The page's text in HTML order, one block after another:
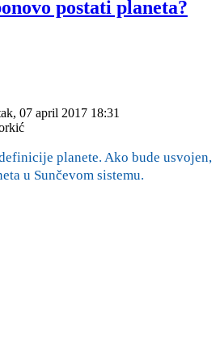
postati planeta?
07 april 2017 18:31
planete. Ako bude usvojen,
u Sunčevom sistemu.